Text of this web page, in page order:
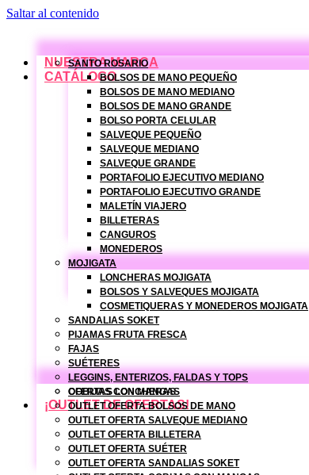
Saltar al contenido
NUESTRA MARCA
CATÁLOGO
SANTO ROSARIO
BOLSOS DE MANO PEQUEÑO
BOLSOS DE MANO MEDIANO
BOLSOS DE MANO GRANDE
BOLSO PORTA CELULAR
SALVEQUE PEQUEÑO
SALVEQUE MEDIANO
SALVEQUE GRANDE
PORTAFOLIO EJECUTIVO MEDIANO
PORTAFOLIO EJECUTIVO GRANDE
MALETÍN VIAJERO
BILLETERAS
CANGUROS
MONEDEROS
MOJIGATA
LONCHERAS MOJIGATA
BOLSOS Y SALVEQUES MOJIGATA
COSMETIQUERAS Y MONEDEROS MOJIGATA
SANDALIAS SOKET
PIJAMAS FRUTA FRESCA
FAJAS
SUÉTERES
LEGGINS, ENTERIZOS, FALDAS Y TOPS
COBIJAS CON MANGAS
¡OUTLET DE OFERTAS!
OFERTAS LONCHERAS
OUTLET OFERTA BOLSOS DE MANO
OUTLET OFERTA SALVEQUE MEDIANO
OUTLET OFERTA BILLETERA
OUTLET OFERTA SUÉTER
OUTLET OFERTA SANDALIAS SOKET